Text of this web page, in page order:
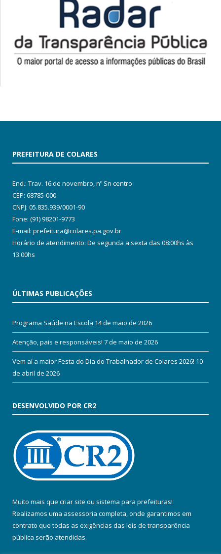
PREFEITURA DE COLARES
End.: Trav. 16 de novembro, nº Sn centro
CEP: 68785-000
CNPJ: 05.835.939/0001-90
Fone: (91) 98201-9773
E-mail: prefeitura@colares.pa.gov.br
Horário de atendimento: De segunda a sexta das 08:00hs às
13:00hs
ÚLTIMAS PUBLICAÇÕES
Programa Saúde na Escola 14 de maio de 2026
Atenção, pais e responsáveis! 7 de maio de 2026
Vem aí a maior Festa do Dia do Trabalhador de Colares 2026! 10
de abril de 2026
DESENVOLVIDO POR CR2
Muito mais que criar site ou sistema para prefeituras!
Realizamos uma assessoria completa, onde garantimos em
contrato que todas as exigências das leis de transparência
pública serão atendidas.